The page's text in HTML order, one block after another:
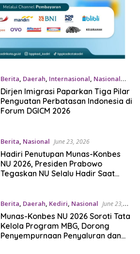
Berita, Daerah, Internasional, Nasional
June 24, 2026
Dirjen Imigrasi Paparkan Tiga Pilar
Penguatan Perbatasan Indonesia di
Forum DGICM 2026
Berita, Nasional June 23, 2026
Hadiri Penutupan Munas-Konbes
NU 2026, Presiden Prabowo
Tegaskan NU Selalu Hadir Saat
Berita, Daerah, Kediri, Nasional June 23,
2026
Munas-Konbes NU 2026 Soroti Tata
Kelola Program MBG, Dorong
Penyempurnaan Penyaluran dan